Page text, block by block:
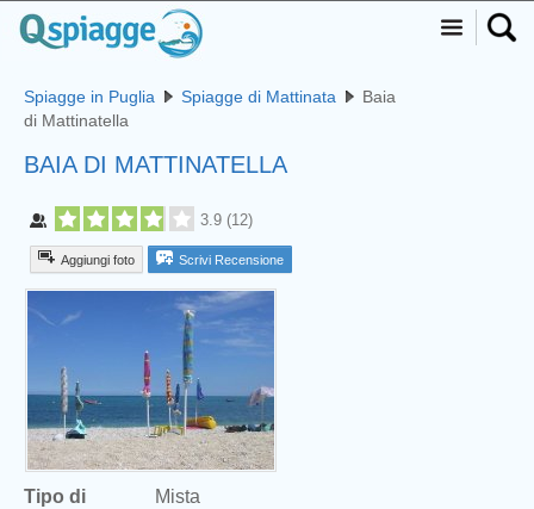
Spiagge in Puglia Spiagge di Mattinata
Baia
di Mattinatella
BAIA DI MATTINATELLA
3.9 (12)
Aggiungi foto Scrivi Recensione
Tipo di
Mista